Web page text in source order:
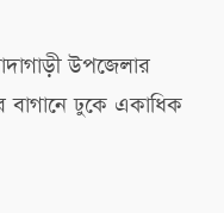
উপজেলার
বাগানে ঢুকে একাধিক